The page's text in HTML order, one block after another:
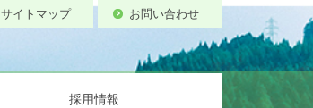
サイトマップ お問い合わせ
採用情報